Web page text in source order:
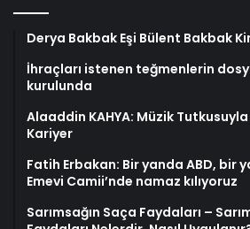
Derya Bakbak Eşi Bülent Bakbak
İhraçları istenen teğmenlerin
kurulunda
Alaaddin KAHYA: Müzik
Kariyer
Fatih Erbakan: Bir yanda ABD, bir
Emevi Camii’nde namaz kılıyoruz
Sarımsağın Saça Faydaları –